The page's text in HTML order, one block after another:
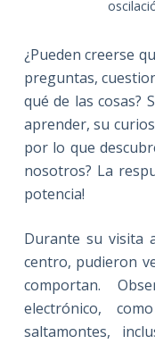
¿Pueden creerse
preguntas,
qué de las cosas?
aprender, su
por lo que
nosotros? La
potencia!
Durante su visita
centro, pudieron
comportan.
electrónico,
saltamontes,